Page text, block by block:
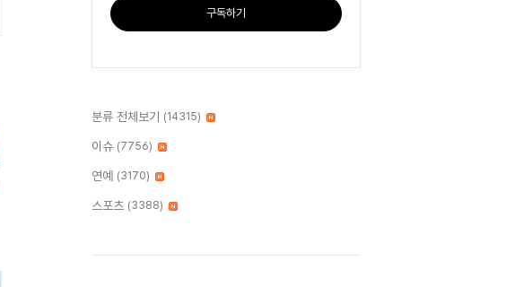
구독하기
분류 전체보기 (14315)
이슈 (7756)
연예 (3170)
스포츠 (3388)